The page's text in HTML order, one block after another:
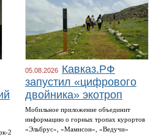
2
05.08.2026 Кавказ.РФ
запустил «цифрового
двойника» экотроп
Мобильное приложение объединит
информацию о горных тропах курортов
«Эльбрус», «Мамисон», «Ведучи»